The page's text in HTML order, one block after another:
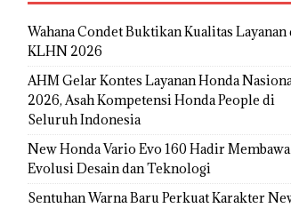
Wahana Condet Buktikan Kualitas Layanan
KLHN 2026
AHM Gelar Kontes Layanan Honda
2026, Asah Kompetensi Honda People di
Seluruh Indonesia
New Honda Vario Evo 160 Hadir Membawa
Evolusi Desain dan Teknologi
Sentuhan Warna Baru Perkuat Karakter